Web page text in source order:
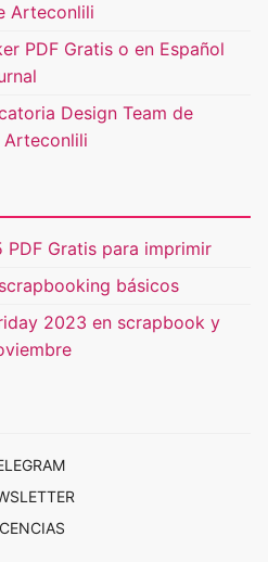
Arteconlili
PDF Gratis o en Español
Design Team de
Gratis para imprimir
básicos
2023 en scrapbook y